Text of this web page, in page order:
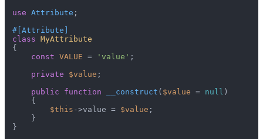
use Attribute ;
#[Attribute
class MyAttribute
{
const VALUE = 'value' ;
private
$value ;
public
function __construct ( $value = null )
{
$this ->value = $value ;
    }
}